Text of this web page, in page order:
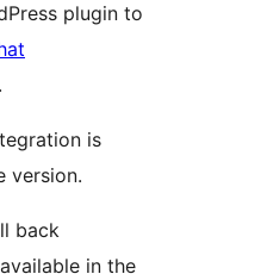
plugin to
.
is
version.
back
in the